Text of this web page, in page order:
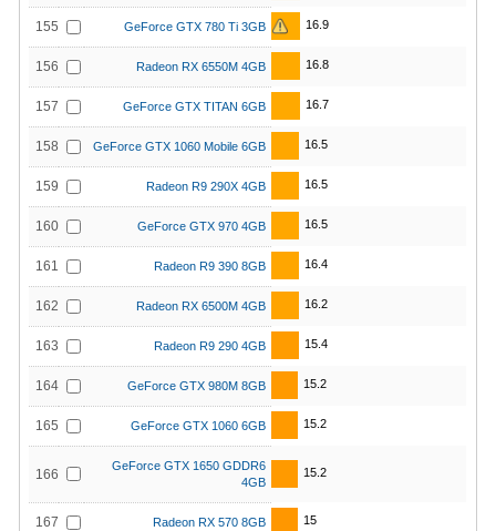
155 GeForce GTX 780 Ti 3GB 16.9
156 Radeon RX 6550M 4GB 16.8
157 GeForce GTX TITAN 6GB 16.7
158 GeForce GTX 1060 Mobile 6GB 16.5
159 Radeon R9 290X 4GB 16.5
160 GeForce GTX 970 4GB 16.5
161 Radeon R9 390 8GB 16.4
162 Radeon RX 6500M 4GB 16.2
163 Radeon R9 290 4GB 15.4
164 GeForce GTX 980M 8GB 15.2
165 GeForce GTX 1060 6GB 15.2
166
GeForce GTX 1650 GDDR6
4GB
15.2
167 Radeon RX 570 8GB 15